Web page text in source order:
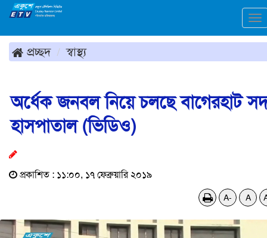
প্রচ্ছদ স্বাস্থ্য
অর্ধেক জনবল নিয়ে চলছে বাগেরহাট
হাসপাতাল (ভিডিও)
প্রকাশিত : ১১:০০, ১৭ ফেব্রুয়ারি ২০১৯
A- A